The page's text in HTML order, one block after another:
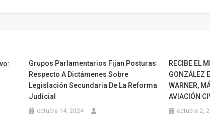
Grupos Parlamentarios Fijan Posturas
Respecto A Dictámenes Sobre
Legislación Secundaria De La Reforma
Judicial
octubre 14, 2024
RECIBE EL
GONZÁLEZ
WARNER,
AVIACIÓN
octubre 2,